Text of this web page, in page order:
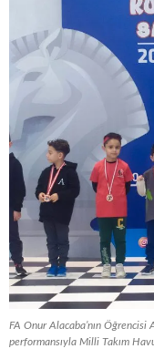
FA Onur Alacaba’nın Öğrencisi
performansıyla Milli Takım